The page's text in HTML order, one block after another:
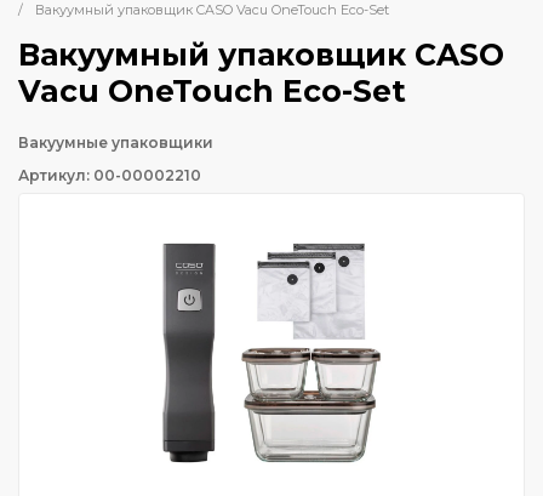
/
Вакуумный упаковщик CASO Vacu OneTouch Eco-Set
Вакуумный упаковщик CASO
Vacu OneTouch Eco-Set
Вакуумные упаковщики
Артикул: 00-00002210